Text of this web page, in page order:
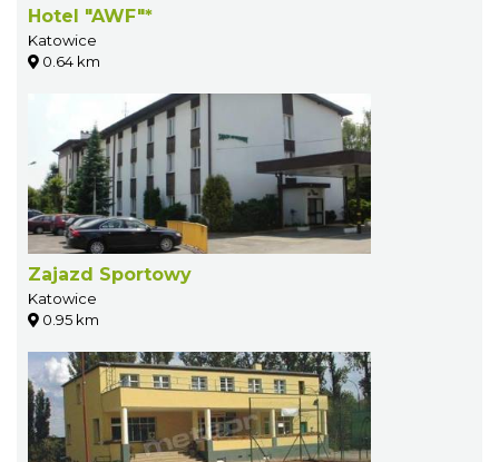
Hotel "AWF"*
Katowice
0.64 km
Zajazd Sportowy
Katowice
0.95 km